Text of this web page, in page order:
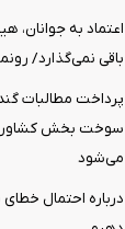
اعتماد به جوانان،
باقی نمی‌گذارد/
سوخت بخش
می‌شود
درباره احتمال